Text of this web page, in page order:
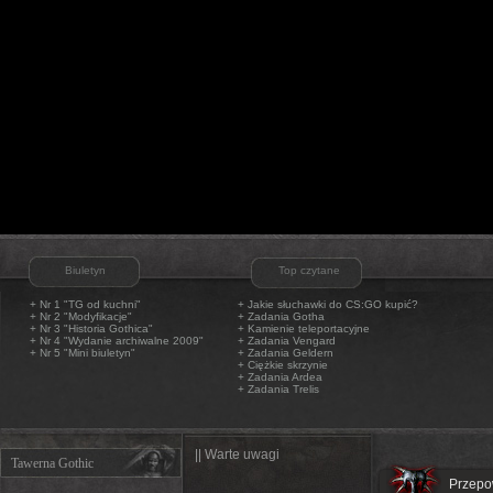
Biuletyn Top czytane
+ Nr 1 "TG od kuchni"
+ Nr 2 "Modyfikacje"
+ Nr 3 "Historia Gothica"
+ Nr 4 "Wydanie archiwalne 2009"
+ Nr 5 "Mini biuletyn"
+ Jakie słuchawki do CS:GO kupić?
+ Zadania Gotha
+ Kamienie teleportacyjne
+ Zadania Vengard
+ Zadania Geldern
+ Ciężkie skrzynie
+ Zadania Ardea
+ Zadania Trelis
Tawerna Gothic
|| Warte uwagi